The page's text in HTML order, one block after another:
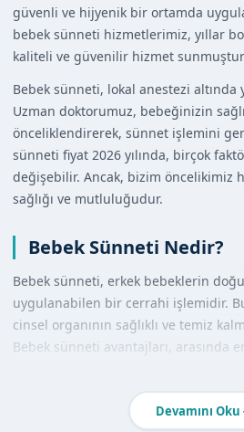
güvenli ve hijyenik bir ortamda
bebek sünneti hizmetlerimiz, yıllar
kaliteli ve güvenilir hizmet
Bebek sünneti, lokal anestezi altında
Uzman doktorumuz, bebeğinizin
önceliklendirerek, sünnet işlemini
sünneti fiyat 2026 yılında, birçok
değişebilir. Ancak, bizim öncelikimiz
sağlığı ve mutluluğudur.
Bebek Sünneti Nedir?
Bebek sünneti, erkek bebeklerin
uygulanabilen bir cerrahi işlemidir.
cinsel organının sağlıklı ve temiz
Bebek sünneti avantajları, arasında
sorunlarının önlenmesi yer alır.
Devamını Oku